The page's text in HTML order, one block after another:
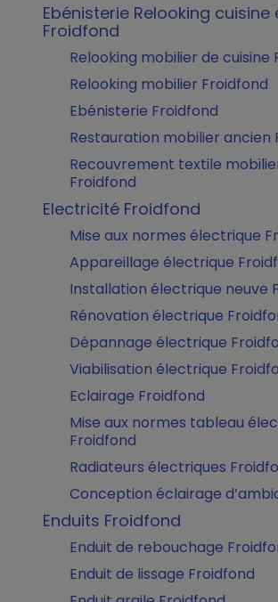
Ebénisterie Relooking
Froidfond
Relooking mobilier de cuisine
Relooking mobilier Froidfond
Ebénisterie Froidfond
Restauration mobilier ancien
Recouvrement textile
Froidfond
Electricité Froidfond
Mise aux normes électrique
Appareillage électrique
Installation électrique neuve
Rénovation électrique
Dépannage électrique
Viabilisation électrique
Eclairage Froidfond
Mise aux normes tableau
Froidfond
Radiateurs électriques
Conception éclairage
Enduits Froidfond
Enduit de rebouchage
Enduit de lissage Froidfond